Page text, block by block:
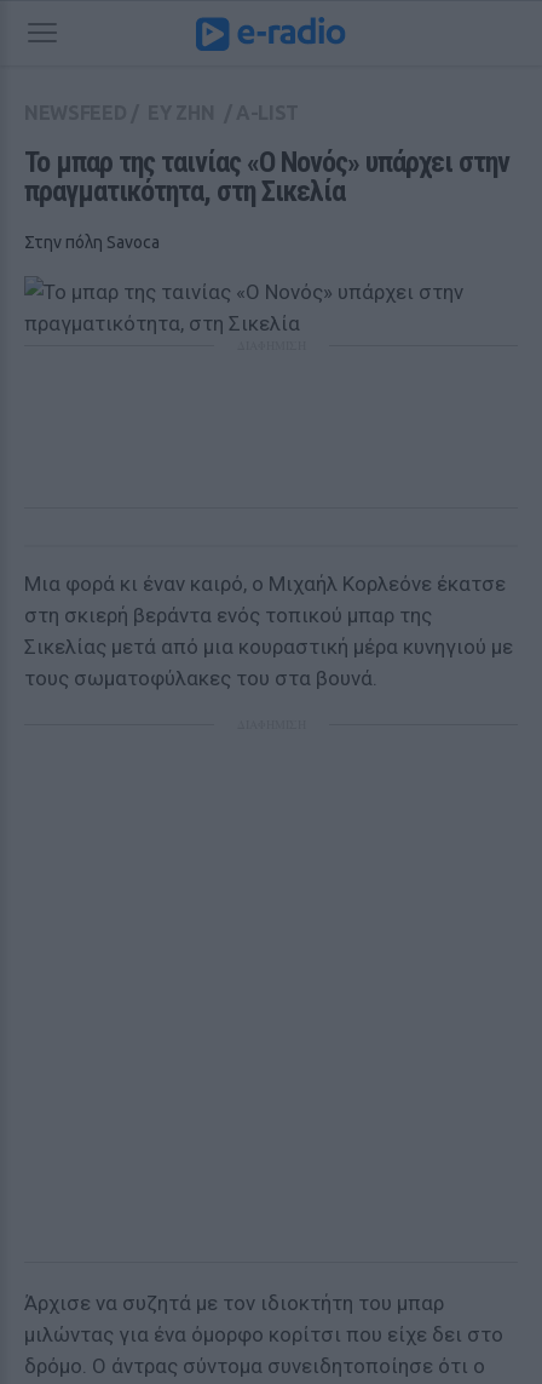
Το μπαρ της ταινίας «Ο Νονός» υπάρχει στην
πραγματικότητα, στη Σικελία
Στην πόλη Savoca
Μια φορά κι έναν καιρό, ο Mιχαήλ Κορλεόνε έκατσε
στη σκιερή βεράντα ενός τοπικού μπαρ της
Σικελίας μετά από μια κουραστική μέρα κυνηγιού με
τους σωματοφύλακες του στα βουνά.
Άρχισε να συζητά με τον ιδιοκτήτη του μπαρ
μιλώντας για ένα όμορφο κορίτσι που είχε δει στο
δρόμο. Ο άντρας σύντομα συνειδητοποίησε ότι ο